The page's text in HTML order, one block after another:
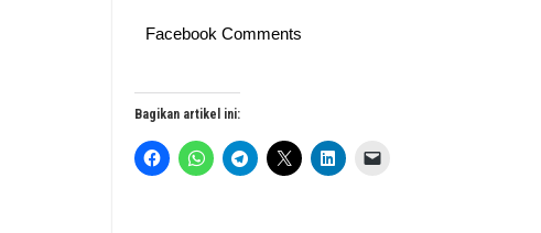
Facebook Comments
Bagikan artikel ini: